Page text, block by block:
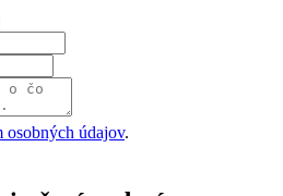
osobných údajov.